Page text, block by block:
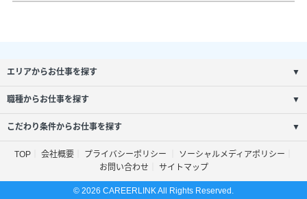
エリアからお仕事を探す ▼
職種からお仕事を探す ▼
こだわり条件からお仕事を探す ▼
TOP 会社概要 プライバシーポリシー
ソーシャルメディアポリシー
お問い合わせ
サイトマップ
© 2026 CAREERLINK All Rights Reserved.